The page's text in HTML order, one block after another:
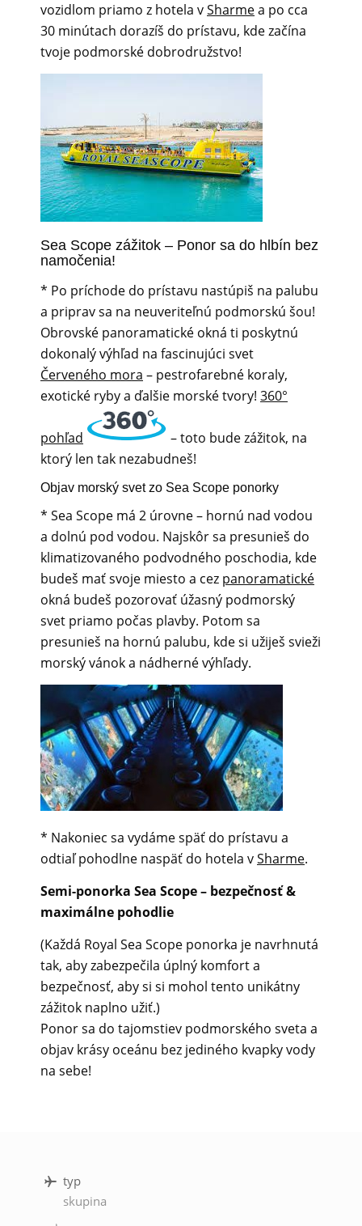
vozidlom priamo z hotela vSharmea po cca
30 minútach dorazíš do prístavu, kde začína
tvoje podmorské dobrodružstvo!
Sea Scope zážitok – Ponor sa do hlbín bez
namočenia!
* Po príchode do prístavu nastúpiš na palubu
a priprav sa na neuveriteľnú podmorskú šou!
Obrovské panoramatické okná ti poskytnú
dokonalý výhľad na fascinujúci svet
Červeného mora – pestrofarebné koraly,
exotické ryby a ďalšie morské tvory! 360°
pohľad
– toto bude zážitok, na
ktorý len tak nezabudneš!
Objav morský svet zo Sea Scope ponorky
* Sea Scope má 2 úrovne – hornú nad vodou
a dolnú pod vodou. Najskôr sa presunieš do
klimatizovaného podvodného poschodia, kde
budeš mať svoje miesto a cez panoramatické
okná budeš pozorovať úžasný podmorský
svet priamo počas plavby. Potom sa
presunieš na hornú palubu, kde si užiješ svieži
morský vánok a nádherné výhľady.
* Nakoniec sa vydáme späť do prístavu a
odtiaľ pohodlne naspäť do hotela vSharme.
Semi-ponorka Sea Scope – bezpečnosť &
maximálne pohodlie
(Každá Royal Sea Scope ponorka je navrhnutá
tak, aby zabezpečila úplný komfort a
bezpečnosť, aby si si mohol tento unikátny
zážitok naplno užiť.)
Ponor sa do tajomstiev podmorského sveta a
objav krásy oceánu bez jediného kvapky vody
na sebe!
typ
skupina